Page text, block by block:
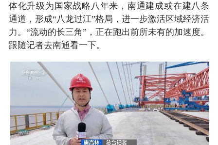
体化升级为国家战略八年来，南通建成或在建八条
通道，形成“八龙过江”格局，进一步激活区域经济活
力。“流动的长三角”，正在跑出前所未有的加速度。
跟随记者去南通看一下。